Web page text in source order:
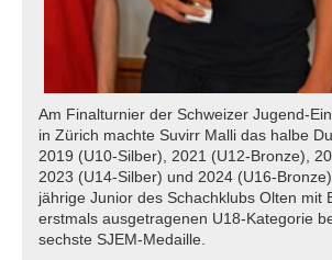
Am Finalturnier der Schweizer Jugend-
in Zürich machte Suvirr Malli das halbe
2019 (U10-Silber), 2021 (U12-Bronze),
2023 (U14-Silber) und 2024 (U16-
jährige Junior des Schachklubs Olten mit
erstmals ausgetragenen U18-Kategorie
sechste SJEM-Medaille.